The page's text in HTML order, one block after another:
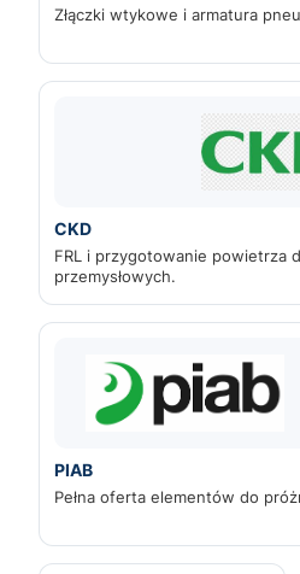
Złączki wtykowe i armatura
CKD
FRL i przygotowanie powietrza
przemysłowych.
PIAB
Pełna oferta elementów do